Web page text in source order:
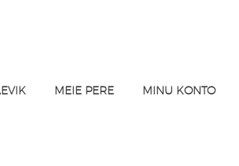
MEIE PERE MINU KONTO